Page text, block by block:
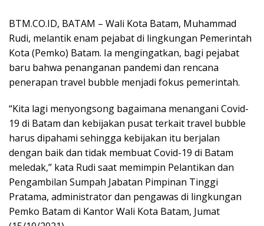
BTM.CO.ID, BATAM – Wali Kota Batam, Muhammad
Rudi, melantik enam pejabat di lingkungan Pemerintah
Kota (Pemko) Batam. Ia mengingatkan, bagi pejabat
baru bahwa penanganan pandemi dan rencana
penerapan travel bubble menjadi fokus pemerintah.
“Kita lagi menyongsong bagaimana menangani Covid-
19 di Batam dan kebijakan pusat terkait travel bubble
harus dipahami sehingga kebijakan itu berjalan
dengan baik dan tidak membuat Covid-19 di Batam
meledak,” kata Rudi saat memimpin Pelantikan dan
Pengambilan Sumpah Jabatan Pimpinan Tinggi
Pratama, administrator dan pengawas di lingkungan
Pemko Batam di Kantor Wali Kota Batam, Jumat